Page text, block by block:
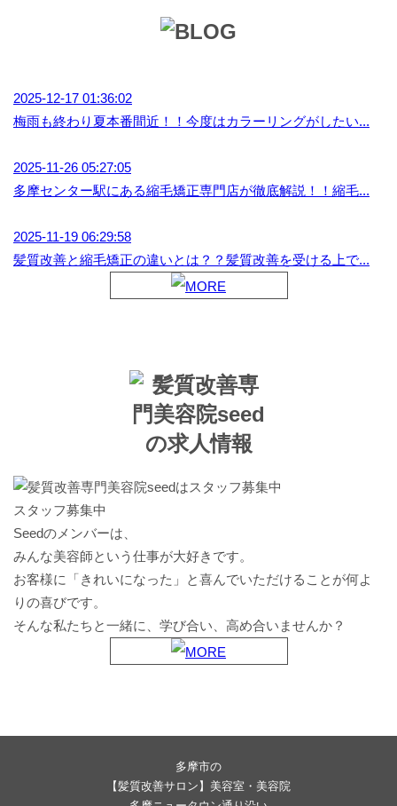
2025-12-17 01:36:02
梅雨も終わり夏本番間近！！今度はカラーリングがしたい...
2025-11-26 05:27:05
多摩センター駅にある縮毛矯正専門店が徹底解説！！縮毛...
2025-11-19 06:29:58
髪質改善と縮毛矯正の違いとは？？髪質改善を受ける上で...
スタッフ募集中
Seedのメンバーは、
みんな美容師という仕事が大好きです。
お客様に「きれいになった」と喜んでいただけることが何よ
りの喜びです。
そんな私たちと一緒に、学び合い、高め合いませんか？
多摩市の
【髪質改善サロン】美容室・美容院